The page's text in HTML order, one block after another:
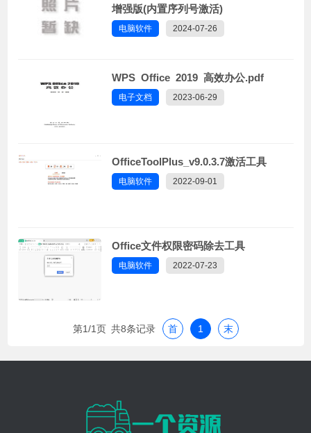
增强版(内置序列号激活)
电脑软件 2024-07-26
WPS Office 2019 高效办公.pdf
电子文档 2023-06-29
OfficeToolPlus_v9.0.3.7激活工具
电脑软件 2022-09-01
Office文件权限密码除去工具
电脑软件 2022-07-23
第1/1页 共8条记录 首 1 末